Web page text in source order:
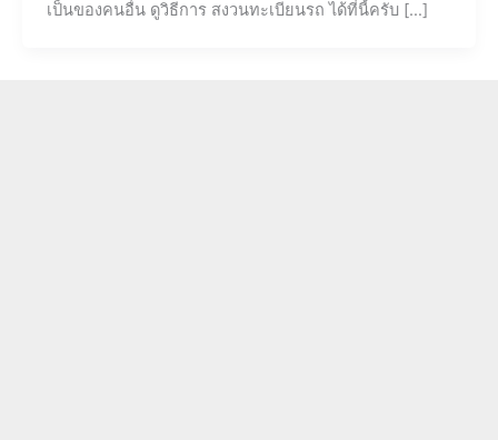
เป็นของคนอื่น ดูวิธีการ สงวนทะเบียนรถ ได้ที่นี้ครับ […]